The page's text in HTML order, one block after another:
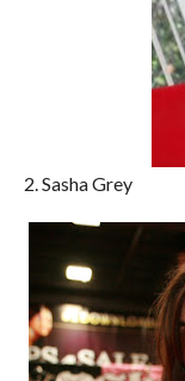
2. Sasha Grey